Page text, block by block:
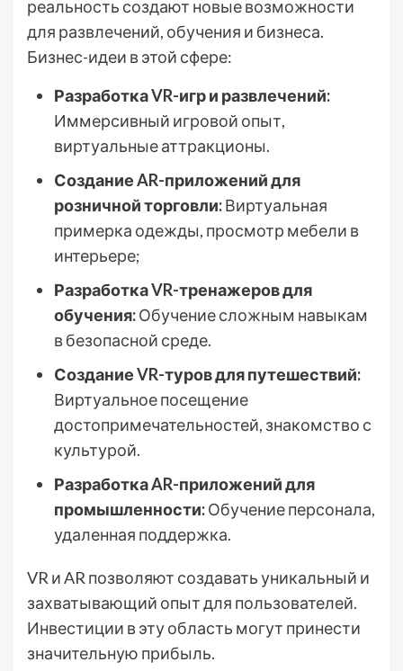
реальность создают новые возможности
для развлечений, обучения и бизнеса.
Бизнес-идеи в этой сфере:
Разработка VR-игр и развлечений:
Иммерсивный игровой опыт,
виртуальные аттракционы.
Создание AR-приложений для
розничной торговли:Виртуальная
примерка одежды, просмотр мебели в
интерьере;
Разработка VR-тренажеров для
обучения:Обучение сложным навыкам
в безопасной среде.
Создание VR-туров для путешествий:
Виртуальное посещение
достопримечательностей, знакомство с
культурой.
Разработка AR-приложений для
промышленности:Обучение персонала,
удаленная поддержка.
VR и AR позволяют создавать уникальный и
захватывающий опыт для пользователей.
Инвестиции в эту область могут принести
значительную прибыль.